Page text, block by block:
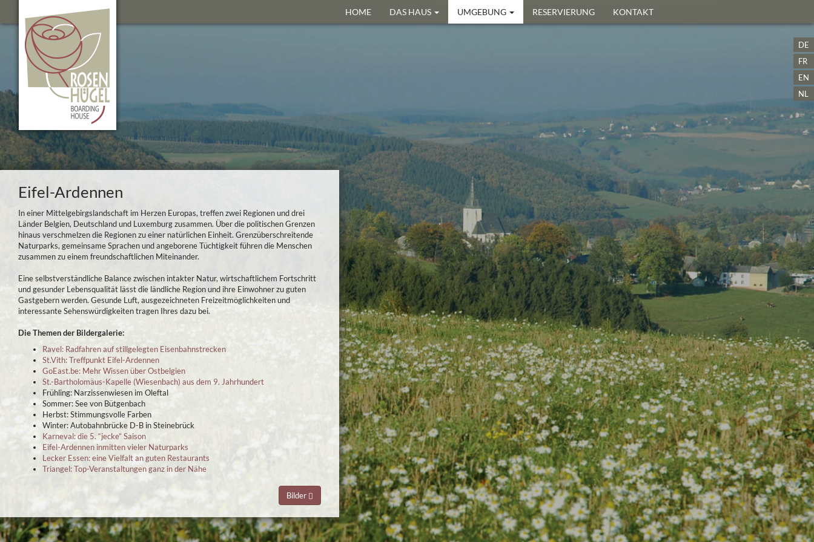
HOME DAS HAUS UMGEBUNG RESERVIERUNG KONTAKT
DE
FR
EN
NL
Eifel-Ardennen
In einer Mittelgebirgslandschaft im Herzen Europas, treffen zwei Regionen und drei
Länder Belgien, Deutschland und Luxemburg zusammen. Über die politischen Grenzen
hinaus verschmelzen die Regionen zu einer natürlichen Einheit. Grenzüberschreitende
Naturparks, gemeinsame Sprachen und angeborene Tüchtigkeit führen die Menschen
zusammen zu einem freundschaftlichen Miteinander.
Eine selbstverständliche Balance zwischen intakter Natur, wirtschaftlichem Fortschritt
und gesunder Lebensqualität lässt die ländliche Region und ihre Einwohner zu guten
Gastgebern werden. Gesunde Luft, ausgezeichneten Freizeitmöglichkeiten und
interessante Sehenswürdigkeiten tragen Ihres dazu bei.
Die Themen der Bildergalerie:
Ravel: Radfahren auf stillgelegten Eisenbahnstrecken
St.Vith: Treffpunkt Eifel-Ardennen
GoEast.be: Mehr Wissen über Ostbelgien
St.-Bartholomäus-Kapelle (Wiesenbach) aus dem 9. Jahrhundert
Frühling: Narzissenwiesen im Oleftal
Sommer: See von Bütgenbach
Herbst: Stimmungsvolle Farben
Winter: Autobahnbrücke D-B in Steinebrück
Karneval: die 5. “jecke” Saison
Eifel-Ardennen inmitten vieler Naturparks
Lecker Essen: eine Vielfalt an guten Restaurants
Triangel: Top-Veranstaltungen ganz in der Nähe
Bilder